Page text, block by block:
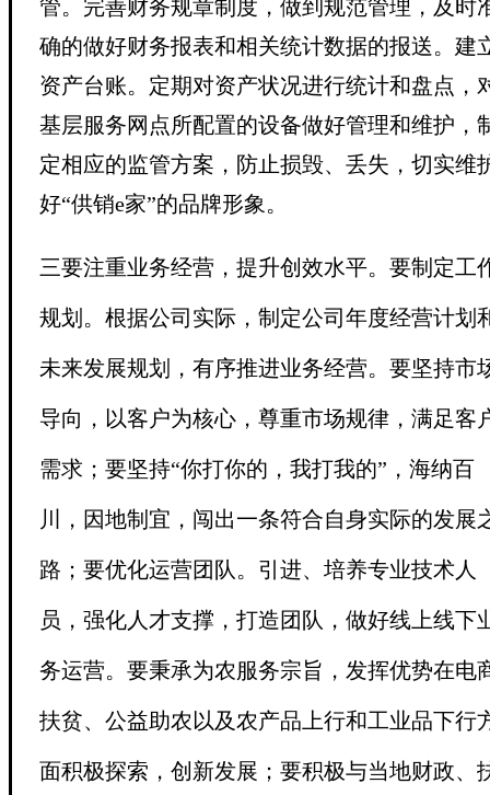
管。完善财务规章制度，做到规范管理，及时
确的做好财务报表和相关统计数据的报送。建
资产台账。定期对资产状况进行统计和盘点，
基层服务网点所配置的设备做好管理和维护，
定相应的监管方案，防止损毁、丢失，切实维
好“供销e家”的品牌形象。
三要注重业务经营，提升创效水平。要制定工
规划。根据公司实际，制定公司年度经营计划
未来发展规划，有序推进业务经营。 要坚持市
导向，以客户为核心，尊重市场规律，满足客
需求；要坚持“你打你的，我打我的”，海纳百
川，因地制宜，闯出一条符合自身实际的发展
路； 要优化运营团队。引进、培养专业技术人
员，强化人才支撑，打造团队，做好线上线下
务运营。要秉承为农服务宗旨，发挥优势在电
扶贫、公益助农以及农产品上行和工业品下行
面积极探索，创新发展；要积极与当地财政、